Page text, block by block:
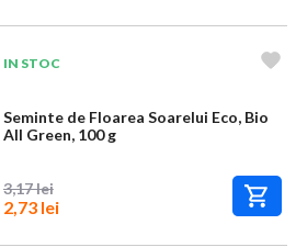
IN STOC
Seminte de Floarea Soarelui Eco, Bio
All Green, 100 g
3,17 lei
2,73 lei